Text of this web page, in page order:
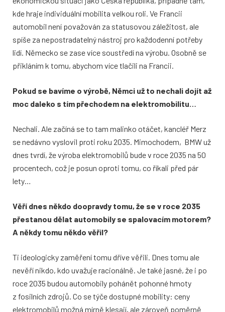
kde hraje individuální mobilita velkou roli. Ve Francii
automobil není považován za statusovou záležitost, ale
spíše za nepostradatelný nástroj pro každodenní potřeby
lidí. Německo se zase více soustředí na výrobu. Osobně se
přikláním k tomu, abychom více tlačili na Francii.
Pokud se bavíme o výrobě, Němci už to nechali dojít až
moc daleko s tím přechodem na elektromobilitu…
Nechali. Ale začíná se to tam malinko otáčet, kancléř Merz
se nedávno vyslovil proti roku 2035. Mimochodem, BMW už
dnes tvrdí, že výroba elektromobilů bude v roce 2035 na 50
procentech, což je posun oproti tomu, co říkali před pár
lety…
Věří dnes někdo doopravdy tomu, že se v roce 2035
přestanou dělat automobily se spalovacím motorem?
A někdy tomu někdo věřil?
Ti ideologicky zaměření tomu dříve věřili. Dnes tomu ale
nevěří nikdo, kdo uvažuje racionálně. Je také jasné, že i po
roce 2035 budou automobily pohánět pohonné hmoty
z fosilních zdrojů. Co se týče dostupné mobility: ceny
elektromobilů možná mírně klesají, ale zároveň poměrně